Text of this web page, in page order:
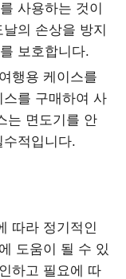
사용하는 것이
의 손상을 방지
보호합니다.
행용 케이스를
를 구매하여 사
는 면도기를 안
적입니다.
따라 정기적인
도움이 될 수 있
하고 필요에 따